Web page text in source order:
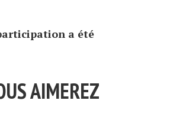
a été
AIMEREZ